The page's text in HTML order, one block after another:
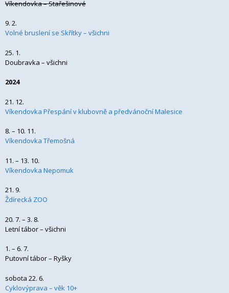
Víkendovka – Stařešinové
9. 2.
Volné bruslení se Skřítky – všichni
25. 1.
Doubravka – všichni
2024
21. 12.
Víkendovka Přespání v klubovně a předvánoční Malesice
8. – 10. 11.
Víkendovka Třemošná
11. – 13. 10.
Víkendovka Nepomuk
21. 9.
Ždírecká ZOO
20. 7. – 3. 8.
Letní tábor – všichni
1. – 6. 7.
Putovní tábor – Ryšky
sobota 22. 6.
Cyklovýprava – věk 10+